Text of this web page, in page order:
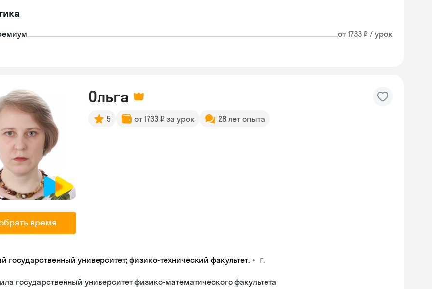
от 1733 ₽ / урок
время
Ольга
5 от 1733 ₽ за урок 28 лет опыта
государственный университет; физико-технический факультет. • г.
государственный университет физико-математического факультета